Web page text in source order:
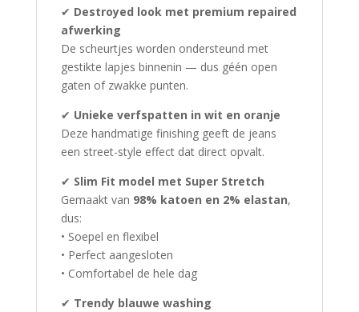
✔ Destroyed look met premium repaired
afwerking
De scheurtjes worden ondersteund met
gestikte lapjes binnenin — dus géén open
gaten of zwakke punten.
✔ Unieke verfspatten in wit en oranje
Deze handmatige finishing geeft de jeans
een street-style effect dat direct opvalt.
✔ Slim Fit model met Super Stretch
Gemaakt van 98% katoen en 2% elastan,
dus:
• Soepel en flexibel
• Perfect aangesloten
• Comfortabel de hele dag
✔ Trendy blauwe washing